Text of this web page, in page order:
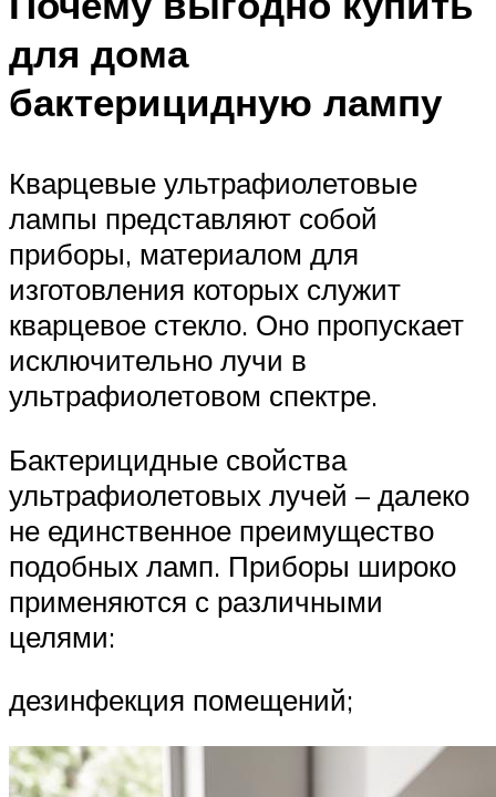
для дома
бактерицидную лампу
Кварцевые ультрафиолетовые
лампы представляют собой
приборы, материалом для
изготовления которых служит
кварцевое стекло. Оно пропускает
исключительно лучи в
ультрафиолетовом спектре.
Бактерицидные свойства
ультрафиолетовых лучей – далеко
не единственное преимущество
подобных ламп. Приборы широко
применяются с различными
целями:
дезинфекция помещений;